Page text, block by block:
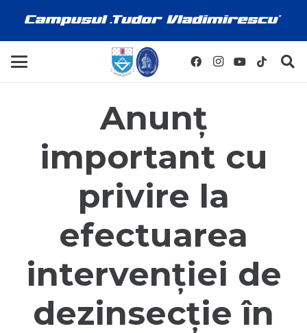
Anunț
important cu
privire la
efectuarea
intervenției de
dezinsecție în